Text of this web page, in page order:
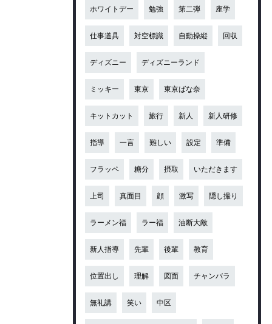
ホワイトデー 勉強 第二弾 座学
仕事道具 対空標識 自動操縦 回収
ディズニー ディズニーランド
ミッキー 東京 東京ばな奈
キットカット 旅行 新人 新人研修
指導 一言 難しい 設定 準備
フラッペ 糖分 摂取 いただきます
上司 真面目 顔 激写 隠し撮り
ラーメン福 ラー福 油断大敵
新人指導 先輩 後輩 教育
位置出し 理解 図面 チャンバラ
無礼講 笑い 中区